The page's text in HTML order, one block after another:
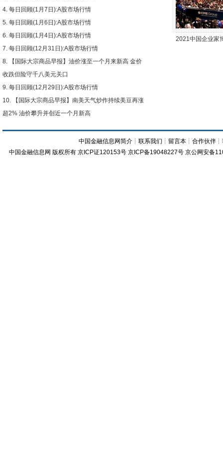
每日回顾(1月7日):A股市场行情
每日回顾(1月6日):A股市场行情
每日回顾(1月4日):A股市场行情
每日回顾(12月31日):A股市场行情
【国际大宗商品早报】油价涨至一个月来新高 金价
收跌但险守千八美元关口
每日回顾(12月29日):A股市场行情
【国际大宗商品早报】南美天气炒作持续美豆再涨
超2% 油价攀升并创近一个月新高
2021中国企业家
中国金融信息网简介 ┊联系我们 ┊ 留言本 ┊合作伙伴 ┊
中国金融信息网 版权所有 京ICP证120153号 京ICP备19048227号 京公网安备